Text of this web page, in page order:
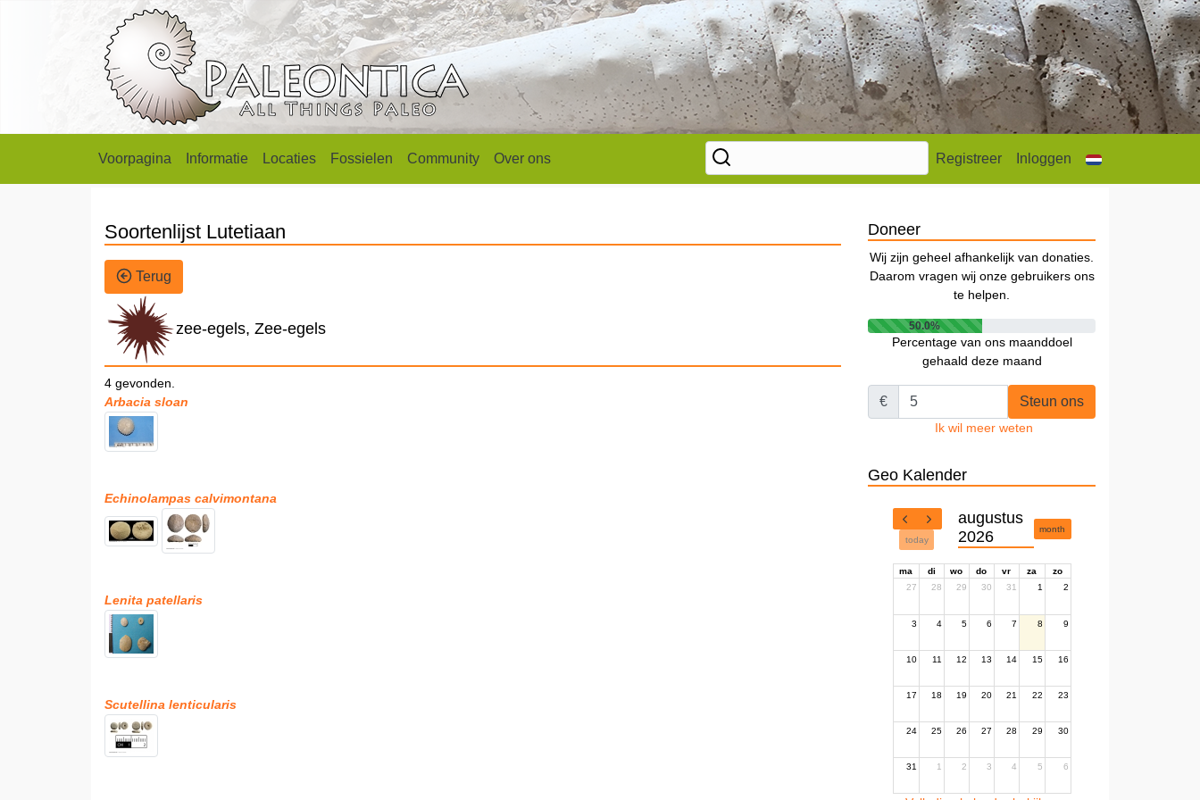
Voorpagina Informatie Locaties Fossielen Community Over ons Registreer Inloggen
Soortenlijst Lutetiaan
Terug
zee-egels, Zee-egels
4 gevonden.
Arbacia sloan
Echinolampas calvimontana
Lenita patellaris
Scutellina lenticularis
Doneer
Wij zijn geheel afhankelijk van donaties.
Daarom vragen wij onze gebruikers ons
te helpen.
50.0%
Percentage van ons maanddoel
gehaald deze maand
€ Steun ons
Ik wil meer weten
Geo Kalender
today
augustus
2026
month
ma di wo do vr za
zo
27
28 29 30 31 1 2
3 4 5 6 7 8 9
10 11 12 13 14 15 16
17 18 19 20 21 22 23
24 25 26 27 28 29 30
31 1 2 3 4 5 6